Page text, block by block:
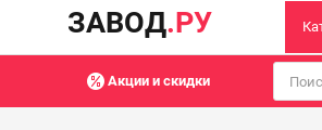
ЗАВОД.РУ
Акции и скидки